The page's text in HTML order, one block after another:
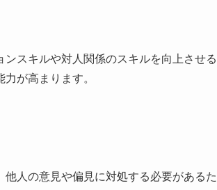
スキルや対人関係のスキルを向上させる
が高まります。
人の意見や偏見に対処する必要があるた